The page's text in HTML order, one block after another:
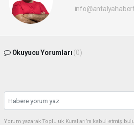
Okuyucu Yorumları (0)
Yorum yazarak Topluluk Kuralları’nı kabul etmiş